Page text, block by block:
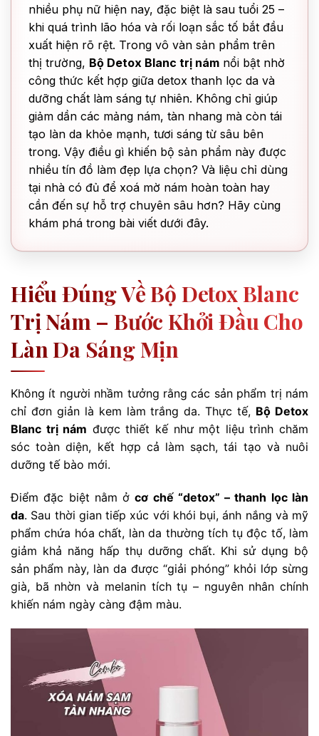
nhiều phụ nữ hiện nay, đặc biệt là sau tuổi 25 –
khi quá trình lão hóa và rối loạn sắc tố bắt đầu
xuất hiện rõ rệt. Trong vô vàn sản phẩm trên
thị trường, Bộ Detox Blanc trị nám nổi bật nhờ
công thức kết hợp giữa detox thanh lọc da và
dưỡng chất làm sáng tự nhiên. Không chỉ giúp
giảm dần các mảng nám, tàn nhang mà còn tái
tạo làn da khỏe mạnh, tươi sáng từ sâu bên
trong. Vậy điều gì khiến bộ sản phẩm này được
nhiều tín đồ làm đẹp lựa chọn? Và liệu chỉ dùng
tại nhà có đủ để xoá mờ nám hoàn toàn hay
cần đến sự hỗ trợ chuyên sâu hơn? Hãy cùng
khám phá trong bài viết dưới đây.
Hiểu Đúng Về Bộ Detox Blanc
Trị Nám – Bước Khởi Đầu Cho
Làn Da Sáng Mịn
Không ít người nhầm tưởng rằng các sản phẩm trị nám
chỉ đơn giản là kem làm trắng da. Thực tế, Bộ Detox
Blanc trị nám được thiết kế như một liệu trình chăm
sóc toàn diện, kết hợp cả làm sạch, tái tạo và nuôi
dưỡng tế bào mới.
Điểm đặc biệt nằm ởcơ chế “detox” – thanh lọc làn
da. Sau thời gian tiếp xúc với khói bụi, ánh nắng và mỹ
phẩm chứa hóa chất, làn da thường tích tụ độc tố, làm
giảm khả năng hấp thụ dưỡng chất. Khi sử dụng bộ
sản phẩm này, làn da được “giải phóng” khỏi lớp sừng
già, bã nhờn và melanin tích tụ – nguyên nhân chính
khiến nám ngày càng đậm màu.